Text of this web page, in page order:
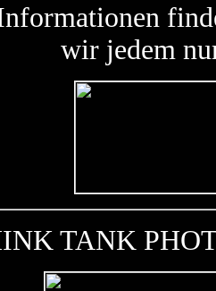
wir jedem
TANK